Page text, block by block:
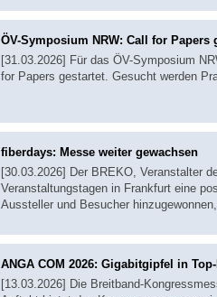
ÖV-Symposium NRW: Call for Papers
[31.03.2026] Für das ÖV-Symposium
for Papers gestartet. Gesucht werden
fiberdays: Messe weiter gewachsen
[30.03.2026] Der BREKO, Veranstalter
Veranstaltungstagen in Frankfurt eine
Aussteller und Besucher
ANGA COM 2026: Gigabitgipfel in
[13.03.2026] Die Breitband-